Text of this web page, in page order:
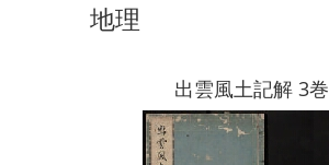
地理
出雲風土記解 3巻